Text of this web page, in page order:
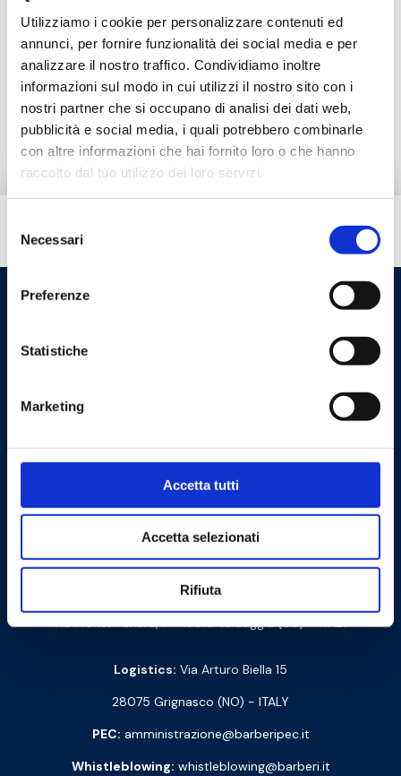
Utilizziamo i cookie per personalizzare contenuti ed
annunci, per fornire funzionalità dei social media e per
analizzare il nostro traffico. Condividiamo inoltre
informazioni sul modo in cui utilizzi il nostro sito con i
nostri partner che si occupano di analisi dei dati web,
pubblicità e social media, i quali potrebbero combinarle
con altre informazioni che hai fornito loro o che hanno
raccolto dal tuo utilizzo dei loro servizi.
del
consenso
Necessari
Preferenze
Statistiche
Marketing
Accetta tutti
Accetta selezionati
Rifiuta
Description
Documentation
Cookie Policy Privacy Policy
Contact us
Barberi Rubinetterie Industriali S.r.l. a socio unico
Cod. Fisc. e P. IVA: 00252070024
Via Monte Fenera, 7 - 13018 Valduggia (VC) - ITALY
Logistics: Via Arturo Biella 15
28075 Grignasco (NO) - ITALY
PEC: amministrazione@barberipec.it
Whistleblowing: whistleblowing@barberi.it